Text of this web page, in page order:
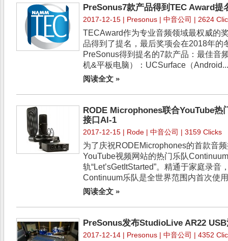
PreSonus7款产品得到TEC Award提
2017-12-15 | Presonus | 中音公司 | 2624
TECAward作为专业音频领域最权威的
品得到了提名，最后奖项会在2018年的
PreSonus得到提名的7款产品：最佳音
机&平板电脑）：UCSurface（
阅读全文 »
RODE Microphones联合YouTube
接口Al-1
2017-12-15 | Rode | 中音公司 | 3159 Clicks
为了庆祝RODEMicrophones的首款音
YouTube视频网站的热门乐队
轨“Let’sGetItStarted”。精通于家庭录
Continuum乐队是全世界范围内首次使
阅读全文 »
PreSonus发布StudioLive AR22
2017-12-14 | Presonus | 中音公司 | 4352